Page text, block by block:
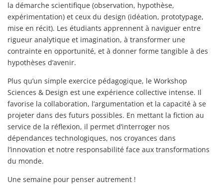
la démarche scientifique (observation, hypothèse,
expérimentation) et ceux du design (idéation, prototypage,
mise en récit). Les étudiants apprennent à naviguer entre
rigueur analytique et imagination, à transformer une
contrainte en opportunité, et à donner forme tangible à des
hypothèses d’avenir.
Plus qu’un simple exercice pédagogique, le Workshop
Sciences & Design est une expérience collective intense. Il
favorise la collaboration, l’argumentation et la capacité à se
projeter dans des futurs possibles. En mettant la fiction au
service de la réflexion, il permet d’interroger nos
dépendances technologiques, nos croyances dans
l’innovation et notre responsabilité face aux transformations
du monde.
Une semaine pour penser autrement !